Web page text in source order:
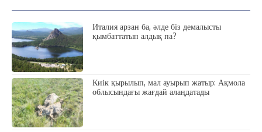
14.9 C Kokshetau
Жоба туралы Байланыс
Италия арзан ба, әлде біз демалысты
қымбаттатып алдық па?
Киік қырылып, мал ауырып жатыр: Ақмола
облысындағы жағдай алаңдатады